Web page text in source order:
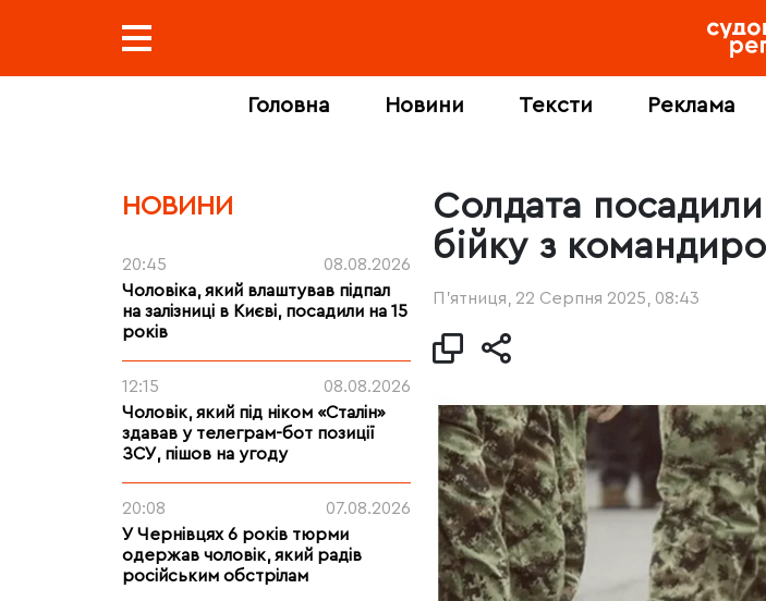
Головна Новини Тексти Реклама
НОВИНИ
20:45
08.08.2026
Чоловіка, який влаштував підпал
на залізниці в Києві, посадили на 15
років
12:15
08.08.2026
Чоловік, який під ніком «Сталін»
здавав у телеграм-бот позиції
ЗСУ, пішов на угоду
20:08
07.08.2026
У Чернівцях 6 років тюрми
одержав чоловік, який радів
російським обстрілам
Солдата
бійку з
П’ятниця, 22 Серпня 2025, 08:43